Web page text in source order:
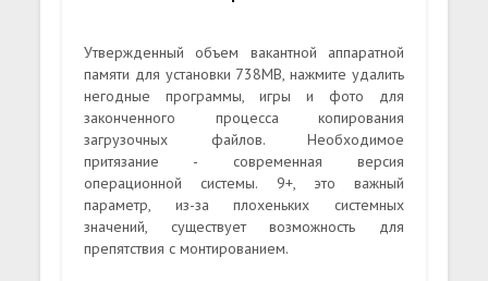
Утвержденный объем вакантной аппаратной
памяти для установки 738MB, нажмите удалить
негодные программы, игры и фото для
законченного процесса копирования
загрузочных файлов. Необходимое
притязание - современная версия
операционной системы. 9+, это важный
параметр, из-за плохеньких системных
значений, существует возможность для
препятствия с монтированием.